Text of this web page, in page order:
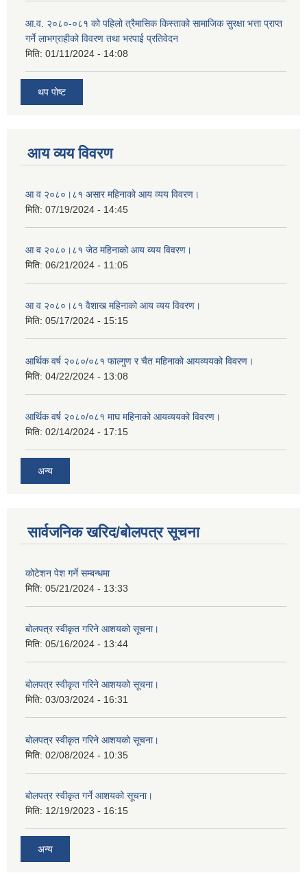
आ.व. २०८०-०८१ को पहिलो त्रैमासिक किस्ताको सामाजिक सुरक्षा भत्ता प्राप्त
गर्ने लाभग्राहीको विवरण तथा भरपाई प्रतिवेदन
मिति: 01/11/2024 - 14:08
थप पोष्ट
आय व्यय विवरण
आ व २०८०।८१ असार महिनाको आय व्यय विवरण।
मिति: 07/19/2024 - 14:45
आ व २०८०।८१ जेठ महिनाको आय व्यय विवरण।
मिति: 06/21/2024 - 11:05
आ व २०८०।८१ वैशाख महिनाको आय व्यय विवरण।
मिति: 05/17/2024 - 15:15
आर्थिक वर्ष २०८०/०८१ फाल्गुण र चैत महिनाको आयव्ययको विवरण।
मिति: 04/22/2024 - 13:08
आर्थिक वर्ष २०८०/०८१ माघ महिनाको आयव्ययको विवरण।
मिति: 02/14/2024 - 17:15
अन्य
सार्वजनिक खरिद/बोलपत्र सूचना
कोटेशन पेश गर्ने सम्बन्धमा
मिति: 05/21/2024 - 13:33
बोलपत्र स्वीकृत गरिने आशयको सूचना।
मिति: 05/16/2024 - 13:44
बोलपत्र स्वीकृत गरिने आशयको सूचना।
मिति: 03/03/2024 - 16:31
बोलपत्र स्वीकृत गरिने आशयको सूचना।
मिति: 02/08/2024 - 10:35
बोलपत्र स्वीकृत गर्ने आशयको सूचना।
मिति: 12/19/2023 - 16:15
अन्य